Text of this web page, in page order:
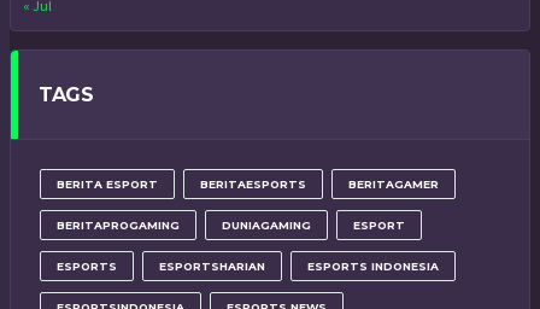
« Jul
TAGS
BERITA ESPORT BERITAESPORTS BERITAGAMER
BERITAPROGAMING DUNIAGAMING ESPORT
ESPORTS ESPORTSHARIAN ESPORTS INDONESIA